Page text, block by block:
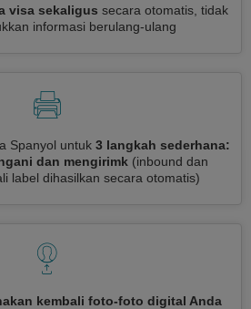
visa sekaligus secara otomatis, tidak
informasi berulang-ulang
Spanyol untuk 3 langkah sederhana:
dan mengirimk (inbound dan
label dihasilkan secara otomatis)
kembali foto-foto digital Anda